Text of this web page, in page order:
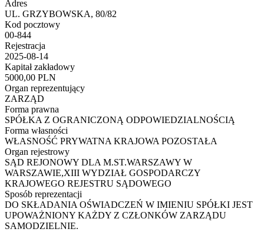
Adres
UL. GRZYBOWSKA, 80/82
Kod pocztowy
00-844
Rejestracja
2025-08-14
Kapitał zakładowy
5000,00 PLN
Organ reprezentujący
ZARZĄD
Forma prawna
SPÓŁKA Z OGRANICZONĄ ODPOWIEDZIALNOŚCIĄ
Forma własności
WŁASNOŚĆ PRYWATNA KRAJOWA POZOSTAŁA
Organ rejestrowy
SĄD REJONOWY DLA M.ST.WARSZAWY W
WARSZAWIE,XIII WYDZIAŁ GOSPODARCZY
KRAJOWEGO REJESTRU SĄDOWEGO
Sposób reprezentacji
DO SKŁADANIA OŚWIADCZEŃ W IMIENIU SPÓŁKI JEST
UPOWAŻNIONY KAŻDY Z CZŁONKÓW ZARZĄDU
SAMODZIELNIE.